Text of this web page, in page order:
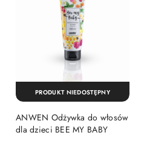
ANWEN Odżywka do włosów
dla dzieci BEE MY BABY
PRODUKT NIEDOSTĘPNY